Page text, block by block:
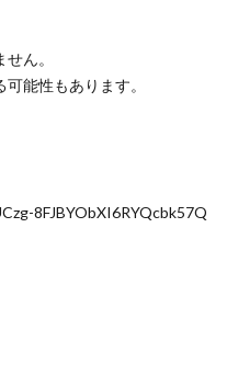
ん。
能性もあります。
8FJBYObXI6RYQcbk57Q